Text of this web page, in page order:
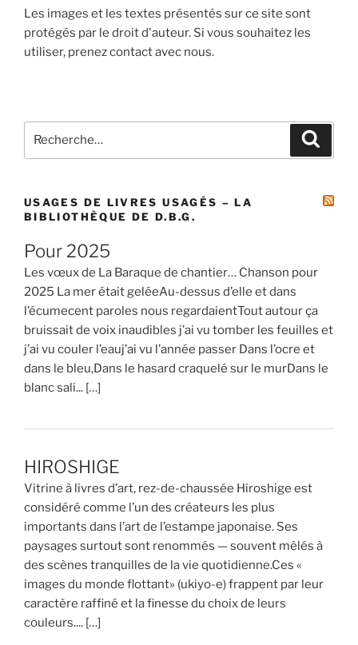
Les images et les textes présentés sur ce site sont
protégés par le droit d'auteur. Si vous souhaitez les
utiliser, prenez contact avec nous.
pour
USAGES DE LIVRES USAGÉS – LA
BIBLIOTHÈQUE DE D.B.G.
Pour 2025
Les vœux de La Baraque de chantier… Chanson pour
2025 La mer était geléeAu-dessus d’elle et dans
l’écumecent paroles nous regardaientTout autour ça
bruissait de voix inaudibles j’ai vu tomber les feuilles et
j’ai vu couler l’eauj’ai vu l’année passer Dans l’ocre et
dans le bleu,Dans le hasard craquelé sur le murDans le
blanc sali... […]
HIROSHIGE
Vitrine à livres d’art, rez-de-chaussée Hiroshige est
considéré comme l’un des créateurs les plus
importants dans l’art de l’estampe japonaise. Ses
paysages surtout sont renommés — souvent mêlés à
des scènes tranquilles de la vie quotidienne.Ces «
images du monde flottant» (ukiyo-e) frappent par leur
caractère raffiné et la finesse du choix de leurs
couleurs.... […]